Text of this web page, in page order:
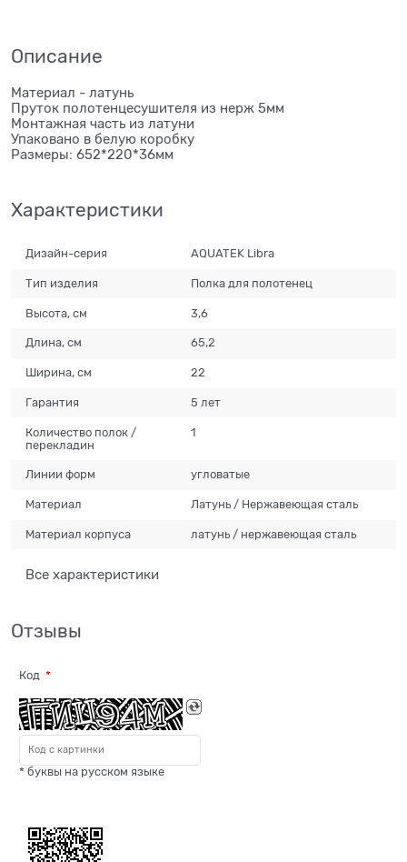
Описание
Материал - латунь
Пруток полотенцесушителя из нерж 5мм
Монтажная часть из латуни
Упаковано в белую коробку
Размеры: 652*220*36мм
Характеристики
Дизайн-серия AQUATEK Libra
Тип изделия Полка для полотенец
Высота, см 3,6
Длина, см 65,2
Ширина, см 22
Гарантия 5 лет
Количество полок /
перекладин
1
Линии форм угловатые
Материал Латунь / Нержавеющая сталь
Материал корпуса латунь / нержавеющая сталь
Все характеристики
Отзывы
Код
* буквы на русском языке